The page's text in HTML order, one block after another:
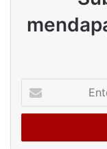
your
Email